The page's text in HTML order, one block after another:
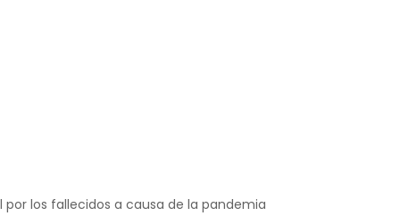
los fallecidos a causa de la pandemia